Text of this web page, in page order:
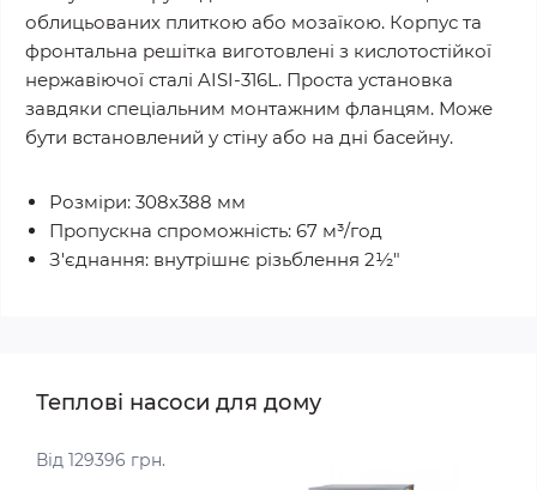
облицьованих плиткою або мозаїкою. Корпус та
фронтальна решітка виготовлені з кислотостійкої
нержавіючої сталі AISI-316L. Проста установка
завдяки спеціальним монтажним фланцям. Може
бути встановлений у стіну або на дні басейну.
Розміри: 308x388 мм
Пропускна спроможність: 67 м³/год
З'єднання: внутрішнє різьблення 2½"
Теплові насоси для дому
Від 129396 грн.